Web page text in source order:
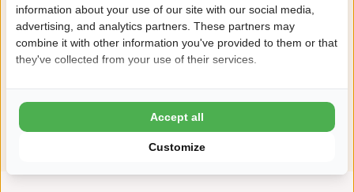
Daarom boek je bij Julianahoeve
8,8 Ardoer Gastenbeoordeling
Kinderen tot 2 jaar gratis
ANWB 5 sterren Top Camping
information about your use of our site with our social media,
advertising, and analytics partners. These partners may
combine it with other information you've provided to them or that
they've collected from your use of their services.
Customize
Accept all